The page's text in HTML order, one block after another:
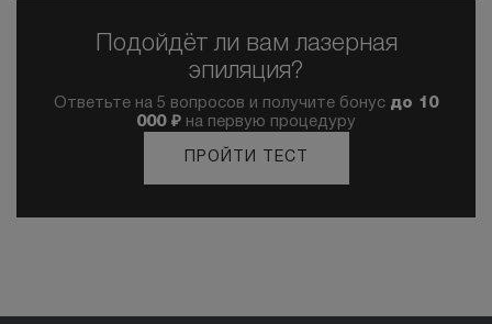
Подойдёт ли вам лазерная
эпиляция?
Ответьте на 5 вопросов и получите бонус до 10
000 ₽ на первую процедуру
ПРОЙТИ ТЕСТ